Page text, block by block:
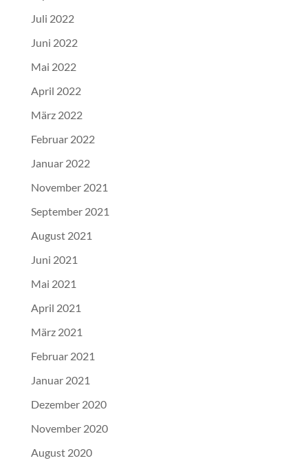
Juli 2022
Juni 2022
Mai 2022
April 2022
März 2022
Februar 2022
Januar 2022
November 2021
September 2021
August 2021
Juni 2021
Mai 2021
April 2021
März 2021
Februar 2021
Januar 2021
Dezember 2020
November 2020
August 2020